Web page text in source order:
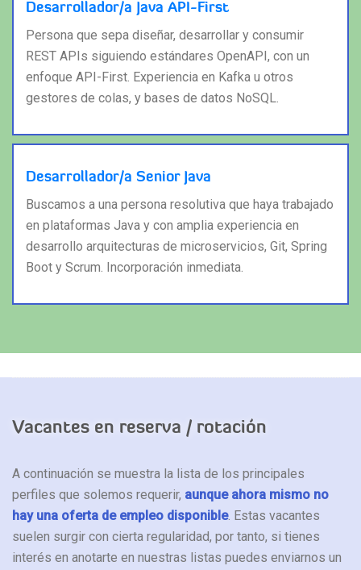
Desarrollador/a Java API-First
Persona que sepa diseñar, desarrollar y consumir
REST APIs siguiendo estándares OpenAPI, con un
enfoque API-First. Experiencia en Kafka u otros
gestores de colas, y bases de datos NoSQL.
Desarrollador/a Senior Java
Buscamos a una persona resolutiva que haya trabajado
en plataformas Java y con amplia experiencia en
desarrollo arquitecturas de microservicios, Git, Spring
Boot y Scrum. Incorporación inmediata.
Vacantes en reserva / rotación
A continuación se muestra la lista de los principales
perfiles que solemos requerir, aunque ahora mismo no
hay una oferta de empleo disponible. Estas vacantes
suelen surgir con cierta regularidad, por tanto, si tienes
interés en anotarte en nuestras listas puedes enviarnos un